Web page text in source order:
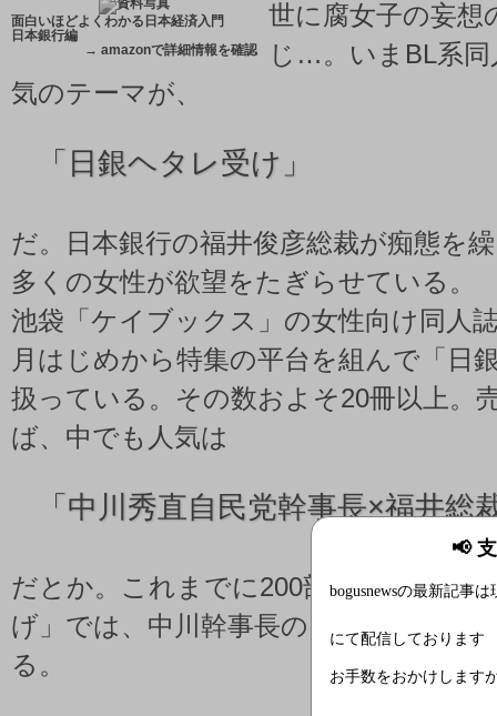
📢
bogusnewsの最新記事は
にて配信しております
お手数をおかけします
面白いほどよくわかる日本経済入門
日本銀行編
→ amazonで詳細情報を確認
世に腐女子の妄想
じ…。いまBL系
気のテーマが、
「 日銀ヘタレ受け」
だ。日本銀行の福井俊彦総裁が痴態を
多くの女性が欲望をたぎらせている。
池袋「ケイブックス」の女性向け同人
月はじめから特集の平台を組んで「日
扱っている。その数およそ20冊以上。
ば、中でも人気は
「 中川秀直自民党幹事長×福井総
だとか。これまでに200部を売り切っ
げ」では、中川幹事長の「オレさま攻
る。